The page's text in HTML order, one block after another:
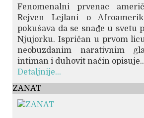
Fenomenalni prvenac
Rejven Lejlani o
pokušava da se snađe u svetu
Njujorku. Ispričan u prvom
neobuzdanim narativnim
intiman i duhovit način
Detaljnije...
ZANAT